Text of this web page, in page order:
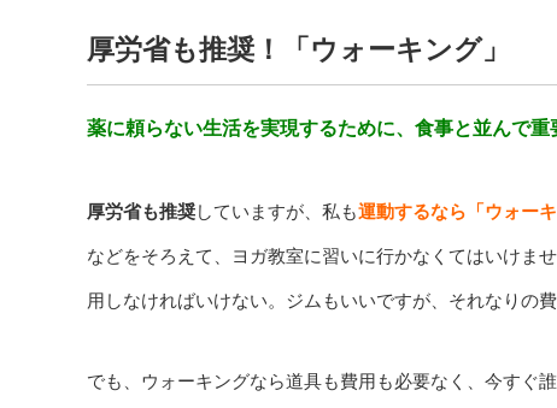
厚労省も推奨！「ウォーキング」
薬に頼らない生活を実現するために、食事と並んで重
厚労省も推奨していますが、私も運動するなら「ウォー
などをそろえて、ヨガ教室に習いに行かなくてはいけま
用しなければいけない。ジムもいいですが、それなりの費
でも、ウォーキングなら道具も費用も必要なく、今すぐ